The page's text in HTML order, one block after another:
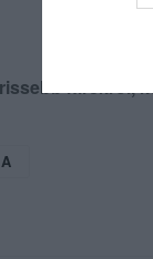
hírekről,